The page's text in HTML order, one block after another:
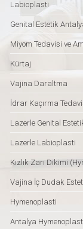
Labioplasti
Genital Estetik
Miyom Tedavisi ve
Kürtaj
Vajina Daraltma
İdrar Kaçırma
Lazerle Genital
Lazerle Labioplasti
Kızlık Zarı Dikimi
Vajina İç Dudak
Hymenoplasti
Antalya Hymenoplasti